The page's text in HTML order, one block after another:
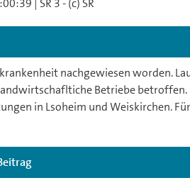
| SR 3 - (c) SR
nachgewiesen worden.
Betriebe betroffen.
in Lsoheim und Weiskirchen.